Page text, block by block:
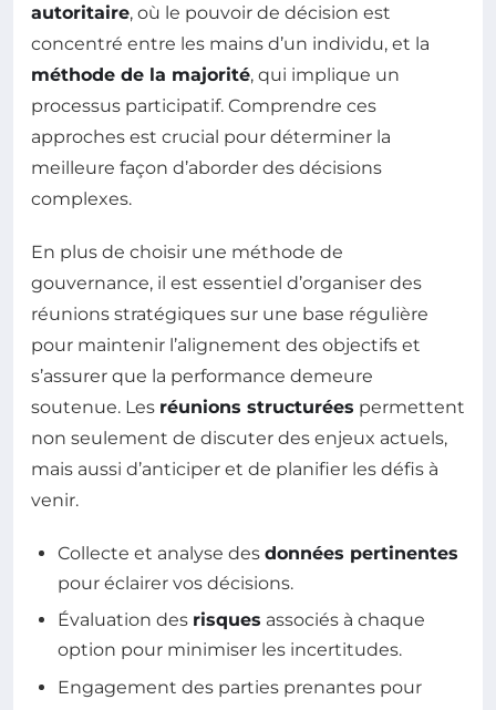
autoritaire, où le pouvoir de décision est
concentré entre les mains d’un individu, et la
méthode de la majorité, qui implique un
processus participatif. Comprendre ces
approches est crucial pour déterminer la
meilleure façon d’aborder des décisions
complexes.
En plus de choisir une méthode de
gouvernance, il est essentiel d’organiser des
réunions stratégiques sur une base régulière
pour maintenir l’alignement des objectifs et
s’assurer que la performance demeure
soutenue. Les réunions structurées permettent
non seulement de discuter des enjeux actuels,
mais aussi d’anticiper et de planifier les défis à
venir.
Collecte et analyse des données pertinentes
pour éclairer vos décisions.
Évaluation des risques associés à chaque
option pour minimiser les incertitudes.
Engagement des parties prenantes pour